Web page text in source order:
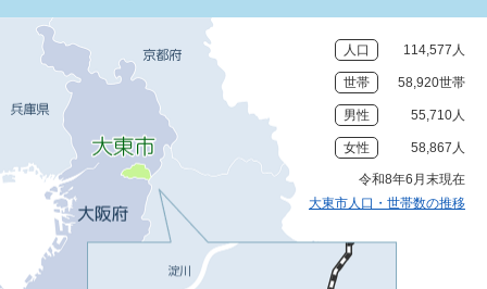
人口 114,577人
世帯 58,920世帯
男性 55,710人
女性 58,867人
令和8年6月末現在
大東市人口・世帯数の推移